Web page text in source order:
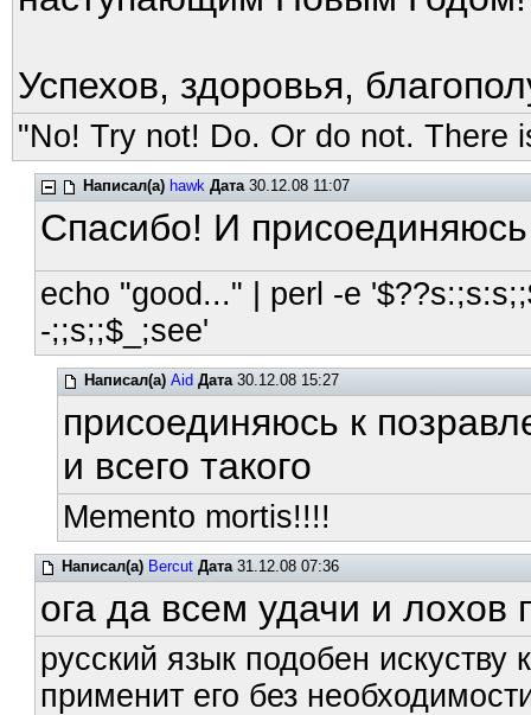
Успехов, здоровья,
"No! Try not! Do. Or do not. There
Написал(а) hawk Дата30.12.08 11:07
Спасибо! И
echo "good..." | perl -e
-;;s;;$_;see'
Написал(а) Aid Дата30.12.08 15:27
присоединяюсь к
и всего такого
Memento mortis!!!!
Написал(а) Bercut Дата31.12.08 07:36
ога да всем удачи и лохов
русский язык подобен
применит его без